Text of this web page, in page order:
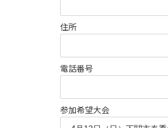
住所
電話番号
参加希望大会